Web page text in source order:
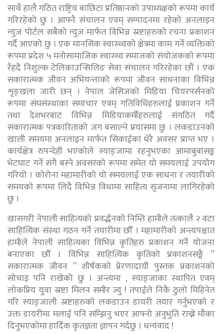
साथै हालै गठित राष्ट्रिय बाछिटा प्रतिष्ठानको उपाध्यक्षको रूपमा कार्य
गरिरहेको छु । आफ्नै संचालन एवम् सम्पादनमा रहेको अनलाइन
न्युज पोर्टल सबैको न्युज मार्फत विभिन्न स्रष्टाहरुको रचना प्रकाशन
गर्दै आएको छु । एक मानसिक स्वास्थ्यको क्षेत्रमा काम गर्ने व्यक्तिको
रूपमा प्रदेश ५ मनोसामाजिक स्वास्थ्य समाजको संयोजकको रूपमा
रँहदै निशुल्क टेलिकाउन्सिलिङ सेवा संचालन गरिरहेका छौं । एक
सकारात्मक जीवन अभियन्ताको रूपमा जीवन साधनाका विभिन्न
शृङ्खला जारी छन् । नेपाल जेसिजको मिडिया चियरपर्सनको
रूपमा संघसंस्थाका समाचार एवम् गतिविधिहरुलाई प्रकाशन गर्ने
तथा देशभरबाट विभिन्न मिडियाकर्मीहरुलाई संगठित गर्दै
सकारात्मक पत्रकारिताको जग बसाल्ने प्रयासमा छु । लकडाउनको
खाली समयमा अनलाइन मार्फत सिकाईका धेरै अवसर प्राप्त भए ।
कार्यक्षेत्र रुपन्देही भएकोले स्याङ्जामा रहनुभएका आमाबुबासङ्ग
भेटघाट गर्ने संगै बस्ने अवसरको रूपमा समेत यो समयलाई उपयोग
गरियो । कोरोना महामारीको यो समयलाई एक साधना र तयारीको
समयको रूपमा लिदै विभिन्न विधामा साहित्य सृजनामा लागिरहेको
छु ।
खासगरी नेपाली साहित्यको प्रवर्द्धनको निम्ति हामीले तत्कालै २ वटा
साहित्यिक संस्था गठन गर्ने तयारीमा छौँ । महामारीको अन्त्यपश्चात
हामीले नेपाली साहित्यका विभिन्न कृतिहरु प्रकाशन गर्ने योजना
बनाएका छौँ । विभिन्न साहित्यिक कृतिको प्रकाशनसङ्गै ”
सकारात्मक जीवन ” शीर्षकको प्रेरणादायी पुस्तक प्रकाशनको
सोचाइ पनि राखेको छु । अन्त्यमा , स्याङ्जाका स्थापित एवम्
लोकप्रिय युवा स्रष्टा मिलन समीर ज्यु ! तपाईंले निकै ठुलो मिहिनेत
गरि स्याङ्जाली स्रष्टाहरुको लकडाउन डायरी तयार गर्नुभएको र
उक्त डायरीमा मलाई पनि सम्झिनु भएर आफ्नो अनुभुति राख्ने मौका
दिनुभएकोमा हार्दिक कृतज्ञता ज्ञापन गर्दछु । धन्यवाद !